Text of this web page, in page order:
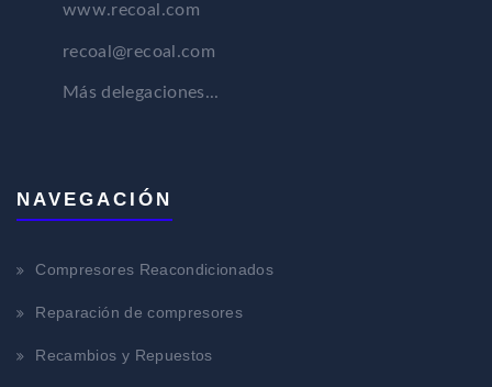
www.recoal.com
recoal@recoal.com
Más delegaciones...
NAVEGACIÓN
Compresores Reacondicionados
Reparación de compresores
Recambios y Repuestos